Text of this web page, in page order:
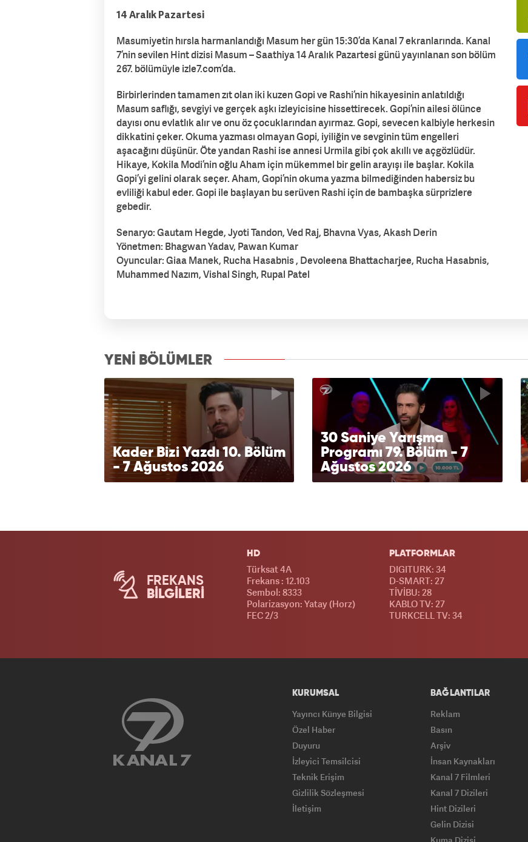
14 Aralık Pazartesi
Masumiyetin hırsla harmanlandığı Masum her gün 15:30’da Kanal 7 ekranlarında. Kanal
7’nin sevilen Hint dizisi Masum – Saathiya 14 Aralık Pazartesi günü yayınlanan son bölüm
267. bölümüyle izle7.com’da.
Birbirlerinden tamamen zıt olan iki kuzen Gopi ve Rashi’nin hikayesinin anlatıldığı
Masum saflığı, sevgiyi ve gerçek aşkı izleyicisine hissettirecek. Gopi’nin ailesi ölünce
dayısı onu evlatlık alır ve onu öz çocuklarından ayırmaz. Gopi, sevecen kalbiyle herkesin
dikkatini çeker. Okuma yazması olmayan Gopi, iyiliğin ve sevginin tüm engelleri
aşacağını düşünür. Öte yandan Rashi ise annesi Urmila gibi çok akıllı ve açgözlüdür.
Hikaye, Kokila Modi’nin oğlu Aham için mükemmel bir gelin arayışı ile başlar. Kokila
Gopi’yi gelini olarak seçer. Aham, Gopi’nin okuma yazma bilmediğinden habersiz bu
evliliği kabul eder. Gopi ile başlayan bu serüven Rashi için de bambaşka sürprizlere
gebedir.
Senaryo: Gautam Hegde, Jyoti Tandon, Ved Raj, Bhavna Vyas, Akash Derin
Yönetmen: Bhagwan Yadav, Pawan Kumar
Oyuncular: Giaa Manek, Rucha Hasabnis , Devoleena Bhattacharjee, Rucha Hasabnis,
Muhammed Nazım, Vishal Singh, Rupal Patel
YENİ BÖLÜMLER
Kader Bizi Yazdı 10. Bölüm
- 7 Ağustos 2026
30 Saniye Yarışma
Programı 79. Bölüm - 7
Ağustos 2026
FREKANS
BİLGİLERİ
HD
Türksat 4A
Frekans : 12.103
Sembol: 8333
Polarizasyon: Yatay (Horz)
FEC 2/3
PLATFORMLAR
DIGITURK: 34
D-SMART: 27
TİVİBU: 28
KABLO TV: 27
TURKCELL TV: 34
KURUMSAL
Yayıncı Künye Bilgisi
Özel Haber
Duyuru
İzleyici Temsilcisi
Teknik Erişim
Gizlilik Sözleşmesi
İletişim
BAĞLANTILAR
Reklam
Basın
Arşiv
İnsan Kaynakları
Kanal 7 Filmleri
Kanal 7 Dizileri
Hint Dizileri
Gelin Dizisi